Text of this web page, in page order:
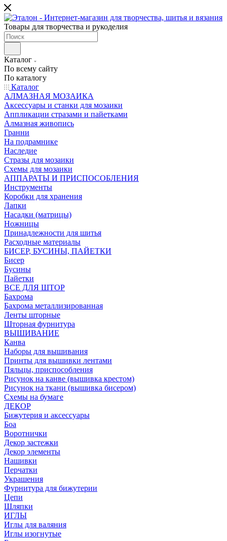
Товары для творчества и рукоделия
Каталог
По всему сайту
По каталогу
Каталог
АЛМАЗНАЯ МОЗАИКА
Аксессуары и станки для мозаики
Аппликации стразами и пайетками
Алмазная живопись
Гранни
На подрамнике
Наследие
Стразы для мозаики
Схемы для мозаики
АППАРАТЫ И ПРИСПОСОБЛЕНИЯ
Инструменты
Коробки для хранения
Лапки
Насадки (матрицы)
Ножницы
Принадлежности для шитья
Расходные материалы
БИСЕР, БУСИНЫ, ПАЙЕТКИ
Бисер
Бусины
Пайетки
ВСЕ ДЛЯ ШТОР
Бахрома
Бахрома металлизированная
Ленты шторные
Шторная фурнитура
ВЫШИВАНИЕ
Канва
Наборы для вышивания
Принты для вышивки лентами
Пяльцы, приспособления
Рисунок на канве (вышивка крестом)
Рисунок на ткани (вышивка бисером)
Схемы на бумаге
ДЕКОР
Бижутерия и аксессуары
Боа
Воротнички
Декор застежки
Декор элементы
Нашивки
Перчатки
Украшения
Фурнитура для бижутерии
Цепи
Шляпки
ИГЛЫ
Иглы для валяния
Иглы изогнутые